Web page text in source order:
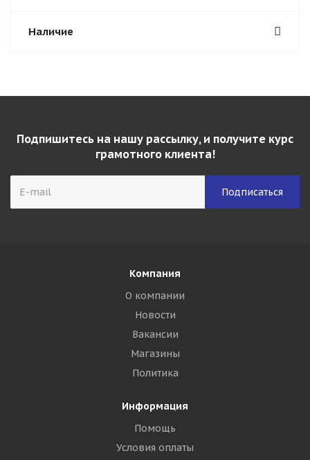
Наличие
Подпишитесь на нашу рассылку, и получите курс
грамотного клиента!
Компания
О компании
Новости
Вакансии
Магазины
Политика
Информация
Помощь
Условия оплаты